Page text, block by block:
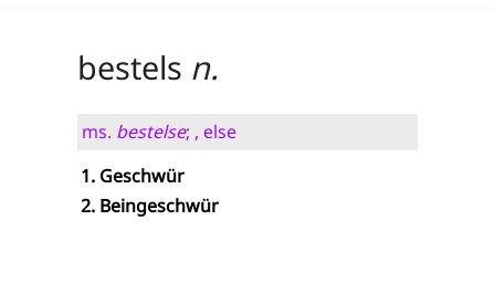
bestels n.
ms. bestelse; , else
Geschwür
Beingeschwür